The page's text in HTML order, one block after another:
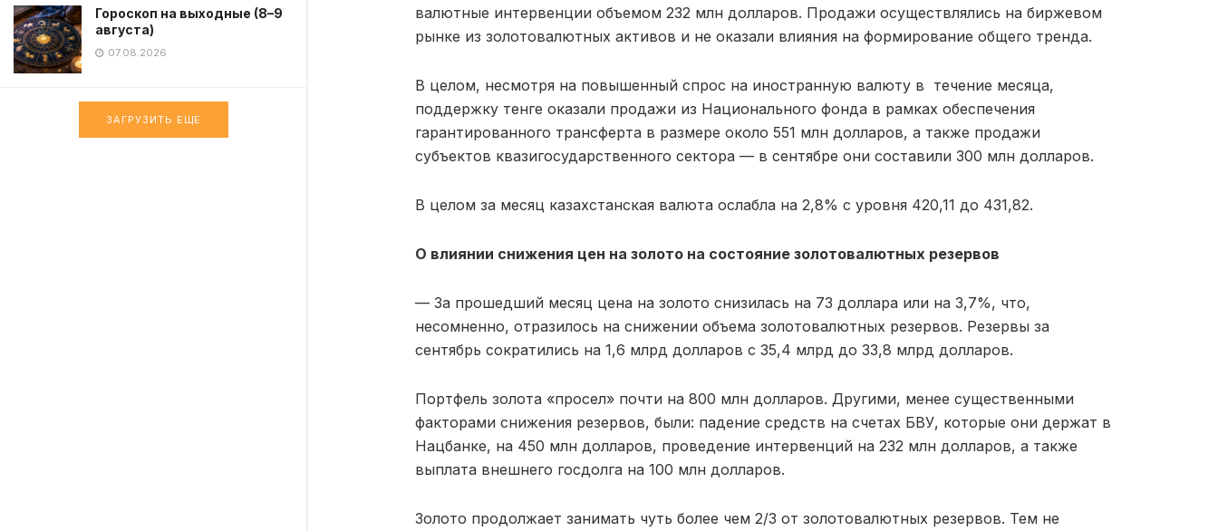
Гороскоп на выходные (8–9
августа)
07.08.2026
ЗАГРУЗИТЬ ЕЩЕ
валютные интервенции объемом 232 млн долларов. Продажи осуществлялись на биржевом
рынке из золотовалютных активов и не оказали влияния на формирование общего тренда.
В целом, несмотря на повышенный спрос на иностранную валюту в течение месяца,
поддержку тенге оказали продажи из Национального фонда в рамках обеспечения
гарантированного трансферта в размере около 551 млн долларов, а также продажи
субъектов квазигосударственного сектора — в сентябре они составили 300 млн долларов.
В целом за месяц казахстанская валюта ослабла на 2,8% с уровня 420,11 до 431,82.
О влиянии снижения цен на золото на состояние золотовалютных резервов
— За прошедший месяц цена на золото снизилась на 73 доллара или на 3,7%, что,
несомненно, отразилось на снижении объема золотовалютных резервов. Резервы за
сентябрь сократились на 1,6 млрд долларов с 35,4 млрд до 33,8 млрд долларов.
Портфель золота «просел» почти на 800 млн долларов. Другими, менее существенными
факторами снижения резервов, были: падение средств на счетах БВУ, которые они держат в
Нацбанке, на 450 млн долларов, проведение интервенций на 232 млн долларов, а также
выплата внешнего госдолга на 100 млн долларов.
Золото продолжает занимать чуть более чем 2/3 от золотовалютных резервов. Тем не